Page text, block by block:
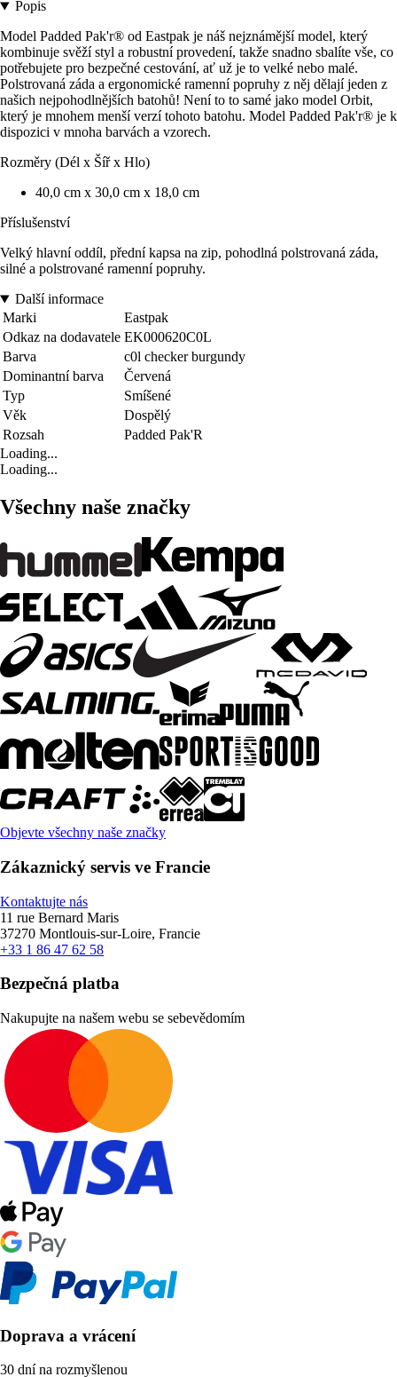
Popis
Model Padded Pak'r® od Eastpak je náš nejznámější model, který
kombinuje svěží styl a robustní provedení, takže snadno sbalíte vše, co
potřebujete pro bezpečné cestování, ať už je to velké nebo malé.
Polstrovaná záda a ergonomické ramenní popruhy z něj dělají jeden z
našich nejpohodlnějších batohů! Není to to samé jako model Orbit,
který je mnohem menší verzí tohoto batohu. Model Padded Pak'r® je k
dispozici v mnoha barvách a vzorech.
Rozměry (Dél x Šíř x Hlo)
40,0 cm x 30,0 cm x 18,0 cm
Příslušenství
Velký hlavní oddíl, přední kapsa na zip, pohodlná polstrovaná záda,
silné a polstrované ramenní popruhy.
Další informace
Marki
Eastpak
Odkaz na dodavatele EK000620C0L
Barva
c0l checker burgundy
Dominantní barva
Červená
Typ
Smíšené
Věk
Dospělý
Rozsah
Padded Pak'R
Loading...
Loading...
Všechny naše značky
Objevte všechny naše značky
Zákaznický servis ve Francie
Kontaktujte nás
11 rue Bernard Maris
37270 Montlouis-sur-Loire, Francie
+33 1 86 47 62 58
Bezpečná platba
Nakupujte na našem webu se sebevědomím
Doprava a vrácení
30 dní na rozmyšlenou